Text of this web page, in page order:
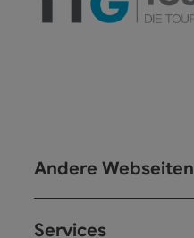
Andere Webseiten
Services